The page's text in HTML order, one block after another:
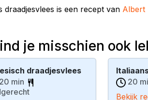
draadjesvlees is een recept van Albert
je misschien ook
draadjesvlees
min
20
Bekijk